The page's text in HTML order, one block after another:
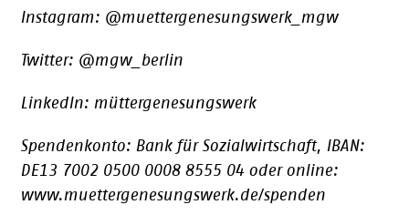
Instagram: @muettergenesungswerk_mgw
Twitter: @mgw_berlin
LinkedIn: müttergenesungswerk
Spendenkonto: Bank für Sozialwirtschaft, IBAN:
DE13 7002 0500 0008 8555 04 oder online:
www.muettergenesungswerk.de/spenden